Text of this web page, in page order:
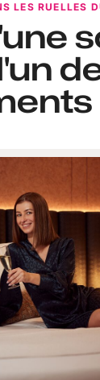
LES RUELLES